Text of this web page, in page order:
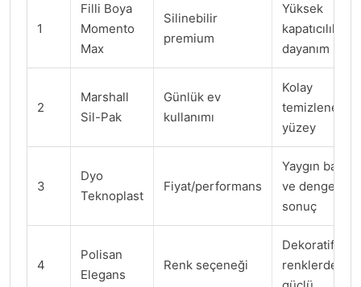
1
Filli Boya
Momento
Max
Silinebilir
premium
Yüksek
kapatıcılık ve
dayanım
2
Marshall
Sil-Pak
Günlük ev
kullanımı
Kolay
temizlenebilir
yüzey
3
Dyo
Teknoplast
Fiyat/performans
Yaygın bayi
ve dengeli
sonuç
4
Polisan
Elegans
Renk seçeneği
Dekoratif
renklerde